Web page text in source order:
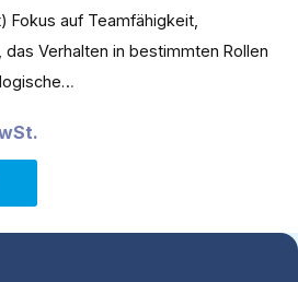
Fokus auf Teamfähigkeit,
Verhalten in bestimmten Rollen